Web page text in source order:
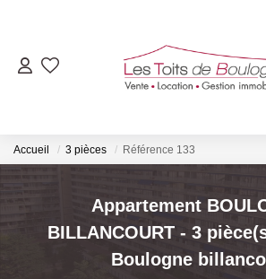
ACHETER
LOUER
VENDRE
Estimer
Biens Vendus
Accueil 3 pièces Référence 133
Appartement
BILLANCOURT - 3
Boulogne